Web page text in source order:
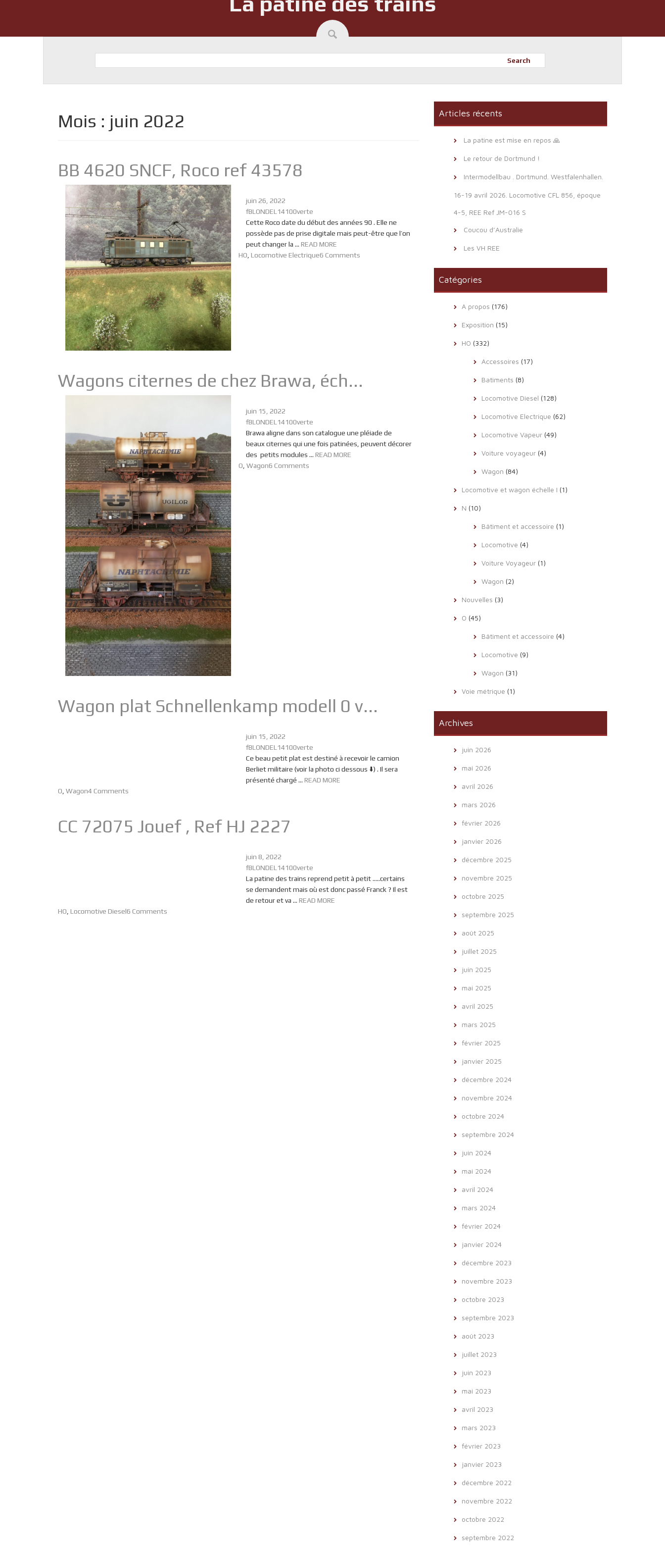
Search
Mois : juin 2022
BB 4620 SNCF, Roco ref 43578
juin 26, 2022
fBLONDEL14100verte
Cette Roco date du début des années 90 . Elle ne
possède pas de prise digitale mais peut-être que l’on
peut changer la ... READ MORE
HO Locomotive Electrique6 Comments
Wagons citernes de chez Brawa, éch...
juin 15, 2022
fBLONDEL14100verte
Brawa aligne dans son catalogue une pléiade de
beaux citernes qui une fois patinées, peuvent décorer
des petits modules ... READ MORE
O Wagon6 Comments
Wagon plat Schnellenkamp modell 0 v...
juin 15, 2022
fBLONDEL14100verte
Ce beau petit plat est destiné à recevoir le camion
Berliet militaire (voir la photo ci dessous ⬇️) . Il sera
présenté chargé ... READ MORE
O Wagon4 Comments
CC 72075 Jouef , Ref HJ 2227
juin 8, 2022
fBLONDEL14100verte
La patine des trains reprend petit à petit …..certains
se demandent mais où est donc passé Franck ? Il est
de retour et va ... READ MORE
HO Locomotive Diesel6 Comments
Articles récents
La patine est mise en repos 🙏
Le retour de Dortmund !
Intermodellbau . Dortmund. Westfalenhallen.
16-19 avril 2026. Locomotive CFL 856, époque
4-5, REE Ref JM-016 S
Coucou d’Australie
Les VH REE
Catégories
A propos (176)
Exposition (15)
HO (332)
Accessoires (17)
Batiments (8)
Locomotive Diesel (128)
Locomotive Electrique (62)
Locomotive Vapeur (49)
Voiture voyageur (4)
Wagon (84)
Locomotive et wagon échelle I (1)
N (10)
Bâtiment et accessoire (1)
Locomotive (4)
Voiture Voyageur (1)
Wagon (2)
Nouvelles (3)
O (45)
Bâtiment et accessoire (4)
Locomotive (9)
Wagon (31)
Voie métrique (1)
Archives
juin 2026
mai 2026
avril 2026
mars 2026
février 2026
janvier 2026
décembre 2025
novembre 2025
octobre 2025
septembre 2025
août 2025
juillet 2025
juin 2025
mai 2025
avril 2025
mars 2025
février 2025
janvier 2025
décembre 2024
novembre 2024
octobre 2024
septembre 2024
juin 2024
mai 2024
avril 2024
mars 2024
février 2024
janvier 2024
décembre 2023
novembre 2023
octobre 2023
septembre 2023
août 2023
juillet 2023
juin 2023
mai 2023
avril 2023
mars 2023
février 2023
janvier 2023
décembre 2022
novembre 2022
octobre 2022
septembre 2022